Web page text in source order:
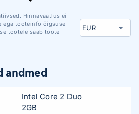
Hinnavaatlus ei
ega tooteinfo õigsuse
tootele saab toote
andmed
Intel Core 2 Duo
2GB